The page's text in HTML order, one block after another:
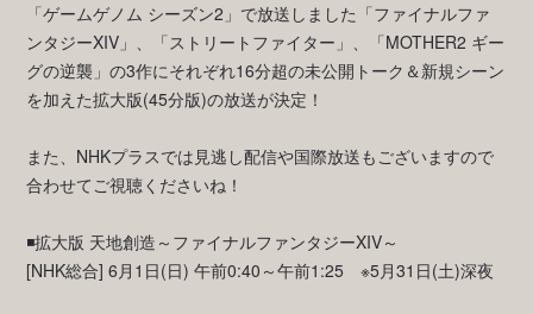
「ゲームゲノム シーズン2」で放送しました「ファイナルファ
ンタジーXIV」、「ストリートファイター」、「MOTHER2 ギー
グの逆襲」の3作にそれぞれ16分超の未公開トーク＆新規シーン
を加えた拡大版(45分版)の放送が決定！
また、NHKプラスでは見逃し配信や国際放送もございますので
合わせてご視聴くださいね！
◾️拡大版 天地創造～ファイナルファンタジーXIV～
[NHK総合] 6月1日(日) 午前0:40～午前1:25 ※5月31日(土)深夜